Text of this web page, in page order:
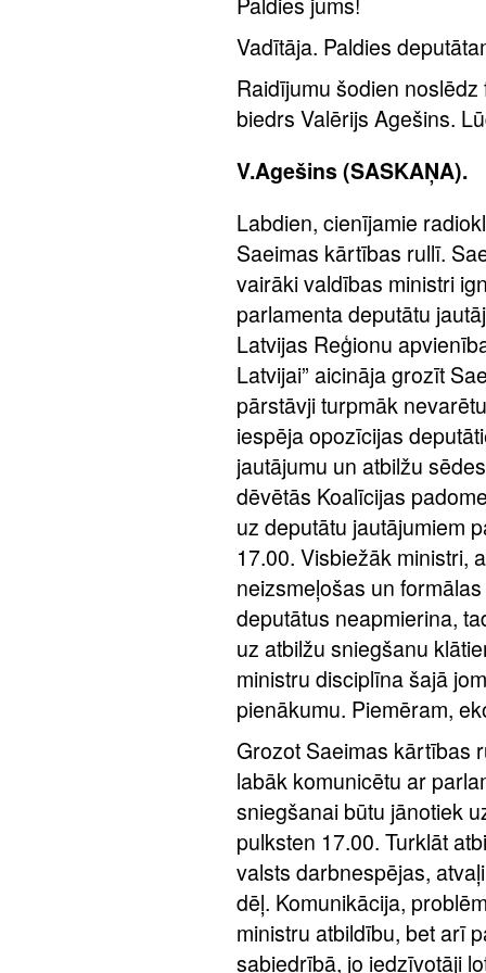
Vadītāja. Paldies
Raidījumu šodien noslēdz
biedrs Valērijs Agešins.
V.Agešins (SASKAŅA).
Labdien, cienījamie
Saeimas kārtības rullī.
vairāki valdības ministri
parlamenta deputātu
Latvijas Reģionu
Latvijai” aicināja grozīt
pārstāvji turpmāk
iespēja opozīcijas
jautājumu un atbilžu
dēvētās Koalīcijas
uz deputātu jautājumiem
17.00. Visbiežāk ministri,
neizsmeļošas un
deputātus neapmierina,
uz atbilžu sniegšanu
ministru disciplīna šajā
pienākumu. Piemēram,
Grozot Saeimas kārtības
labāk komunicētu ar
sniegšanai būtu jānotiek
pulksten 17.00. Turklāt
valsts darbnespējas,
dēļ. Komunikācija,
ministru atbildību, bet arī
sabiedrībā, jo iedzīvotāji